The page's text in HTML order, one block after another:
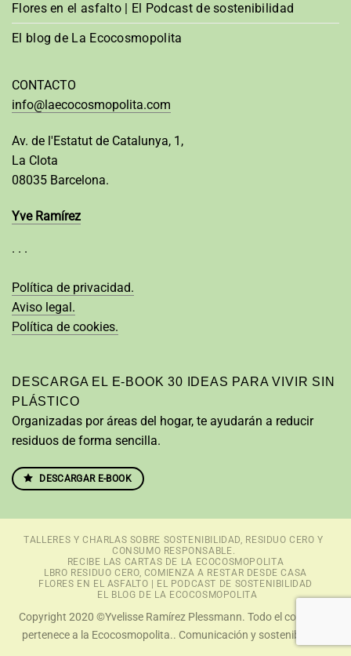
Flores en el asfalto | El Podcast de sostenibilidad
El blog de La Ecocosmopolita
CONTACTO
info@laecocosmopolita.com
Av. de l'Estatut de Catalunya, 1,
La Clota
08035 Barcelona.
Yve Ramírez
· · ·
Política de privacidad.
Aviso legal.
Política de cookies.
DESCARGA EL E-BOOK 30 IDEAS PARA VIVIR SIN
PLÁSTICO
Organizadas por áreas del hogar, te ayudarán a reducir
residuos de forma sencilla.
DESCARGAR E-BOOK
TALLERES Y CHARLAS SOBRE SOSTENIBILIDAD, RESIDUO CERO Y
CONSUMO RESPONSABLE.
RECIBE LAS CARTAS DE LA ECOCOSMOPOLITA
LBRO RESIDUO CERO, COMIENZA A RESTAR DESDE CASA
FLORES EN EL ASFALTO | EL PODCAST DE SOSTENIBILIDAD
EL BLOG DE LA ECOCOSMOPOLITA
Copyright 2020 ©Yvelisse Ramírez Plessmann. Todo el contenido
pertenece a la Ecocosmopolita.. Comunicación y sostenibilidad.